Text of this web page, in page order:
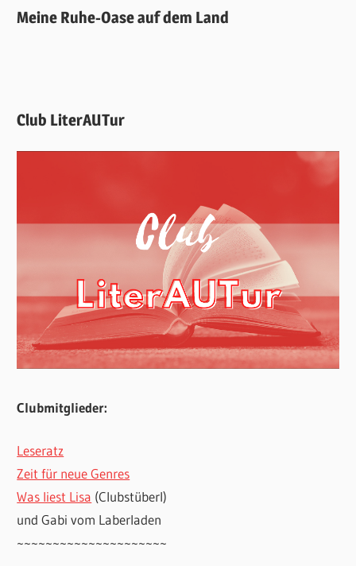
Meine Ruhe-Oase auf dem Land
Club LiterAUTur
Clubmitglieder:
Leseratz
Zeit für neue Genres
Was liest Lisa (Clubstüberl)
und Gabi vom Laberladen
~~~~~~~~~~~~~~~~~~~~~